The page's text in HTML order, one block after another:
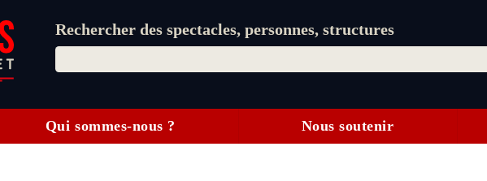
Rechercher des spectacles, personnes, structures
Qui sommes-nous ? Nous soutenir